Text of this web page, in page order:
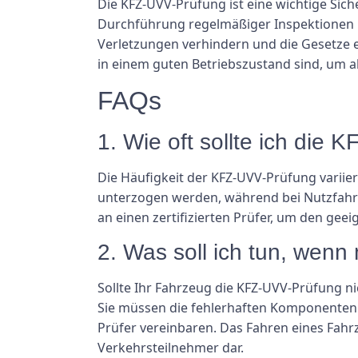
Die KFZ-UVV-Prüfung ist eine wichtige
Durchführung regelmäßiger Inspektionen
Verletzungen verhindern und die
in einem guten Betriebszustand sind, um
FAQs
1. Wie oft sollte ich die
Die Häufigkeit der KFZ-UVV-Prüfung
unterzogen werden, während bei
an einen zertifizierten Prüfer, um den
2. Was soll ich tun,
Sollte Ihr Fahrzeug die KFZ-UVV-Prüfung
Sie müssen die fehlerhaften
Prüfer vereinbaren. Das Fahren eines
Verkehrsteilnehmer dar.